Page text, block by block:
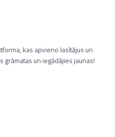
kas apvieno lasītājus un
un iegādājies jaunas!